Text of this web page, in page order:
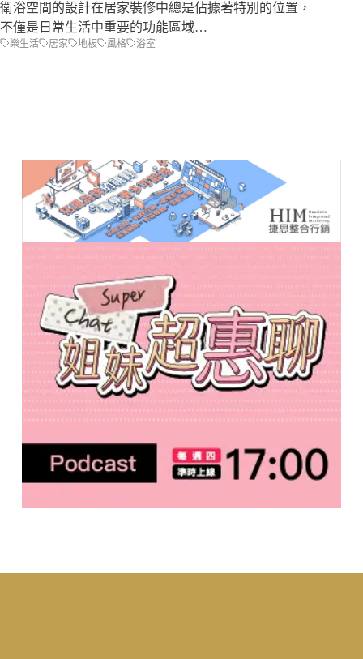
衛浴空間的設計在居家裝修中總是佔據著特別的位置，
不僅是日常生活中重要的功能區域…
樂生活 居家 地板 風格 浴室